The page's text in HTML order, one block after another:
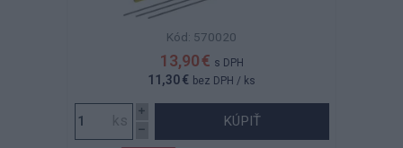
Kód: 570020
13,90 € s DPH
11,30 € bez DPH / ks
KÚPIŤ